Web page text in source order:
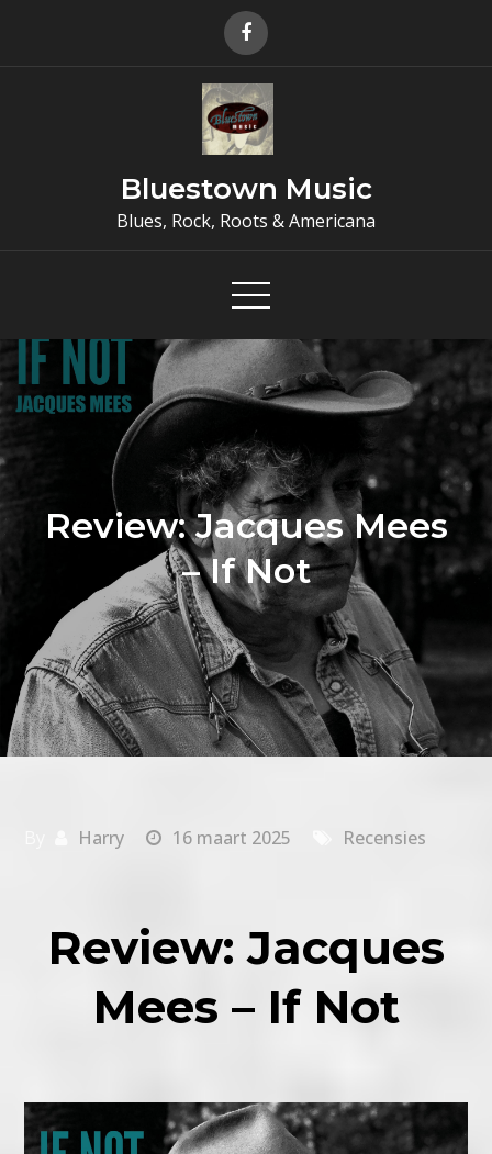
Bluestown Music
Blues, Rock, Roots & Americana
Review: Jacques Mees
– If Not
Harry 16 maart 2025 Recensies
Review: Jacques
Mees – If Not